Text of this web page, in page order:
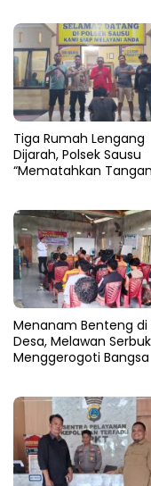
Tiga Rumah Lengang
Dijarah, Polsek Sausu
“Mematahkan
Menanam Benteng di
Desa, Melawan
Menggerogoti Bangsa